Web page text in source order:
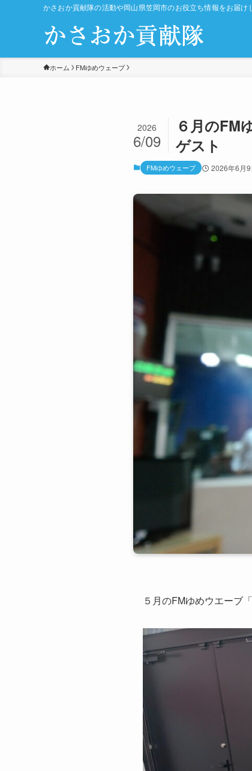
かさおか貢献隊の活動や岡山県笠岡市のお役立ち情報をお届け
ホーム FMゆめウェーブ
６月のFM
ゲスト
2026
6/09
FMゆめウェーブ 2026年6月9
５月のFMゆめウエーブ